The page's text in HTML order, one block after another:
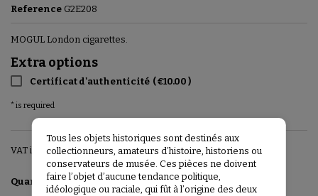
Reference G2E208
MOGUL London cigarettes.
Extra options
Certificat d'authenticité ( €10.00 )
* is required
VAT included
Quantity  Add to basket
Tous les objets historiques sont destinés aux
collectionneurs, amateurs d’histoire, historiens ou
conservateurs de musée. Ces pièces ne doivent
faire l’objet d’aucune tendance politique,
idéologique ou raciale, qui fût à l’origine des deux